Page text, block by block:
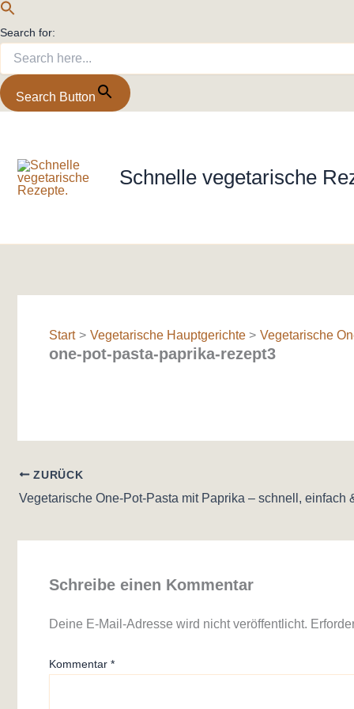
Search for:
Search Button
springen
Schnelle vegetarische
Start Vegetarische Hauptgerichte Vegetarische
one-pot-pasta-paprika-rezept3
ZURÜCK
Schreibe einen Kommentar
Deine E-Mail-Adresse wird nicht veröffentlicht.
Kommentar *